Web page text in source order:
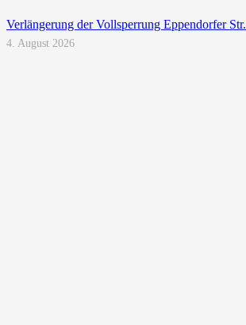
Verlängerung der Vollsperrung Eppendorfer
4. August 2026